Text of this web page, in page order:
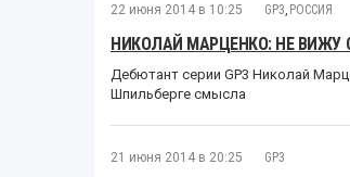
22 июня 2014 в 10:25 GP3 РОССИЯ
НИКОЛАЙ МАРЦЕНКО: НЕ ВИЖУ
Дебютант серии GP3 Николай
Шпильберге смысла
21 июня 2014 в 20:25 GP3